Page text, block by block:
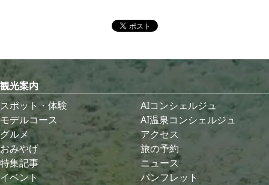
観光案内
スポット・体験
モデルコース
グルメ
おみやげ
特集記事
イベント
AIコンシェルジュ
AI温泉コンシェルジュ
アクセス
旅の予約
ニュース
パンフレット